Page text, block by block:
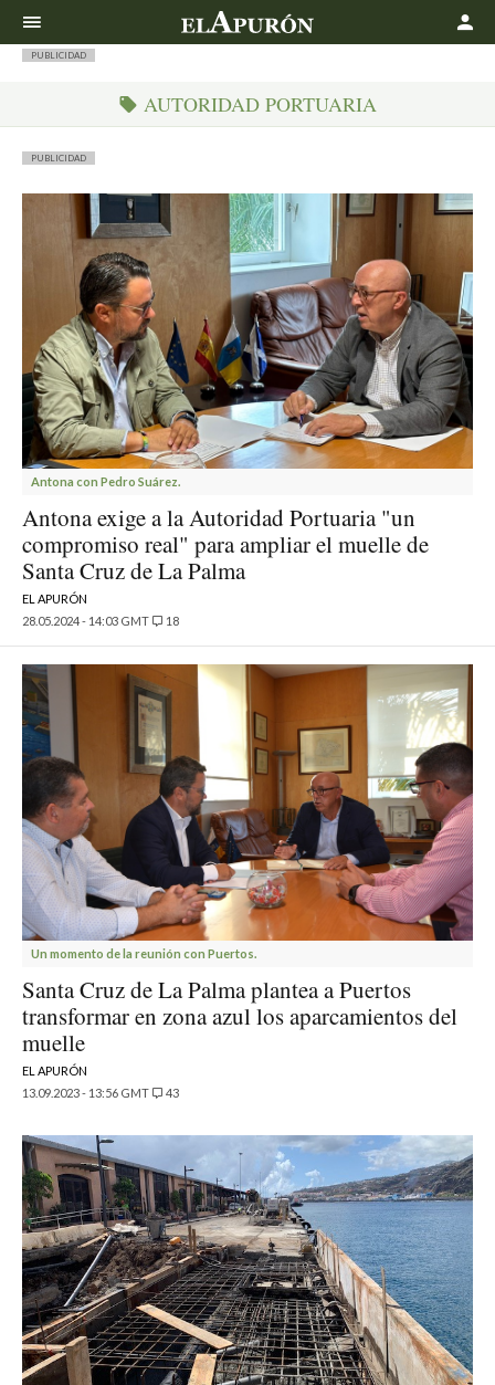
PUBLICIDAD
AUTORIDAD PORTUARIA
PUBLICIDAD
Antona con Pedro Suárez.
Antona exige a la Autoridad Portuaria "un
compromiso real" para ampliar el muelle de
Santa Cruz de La Palma
EL APURÓN
28.05.2024 - 14:03 GMT
18
Un momento de la reunión con Puertos.
Santa Cruz de La Palma plantea a Puertos
transformar en zona azul los aparcamientos del
muelle
EL APURÓN
13.09.2023 - 13:56 GMT
43